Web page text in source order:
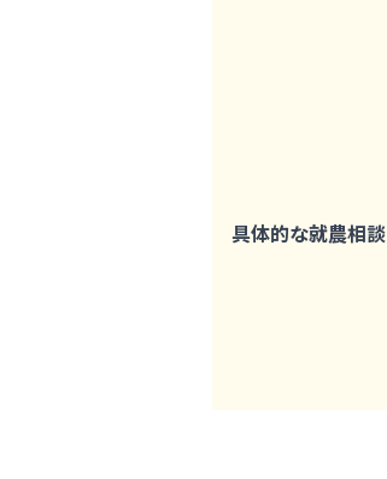
具体的な就農相談